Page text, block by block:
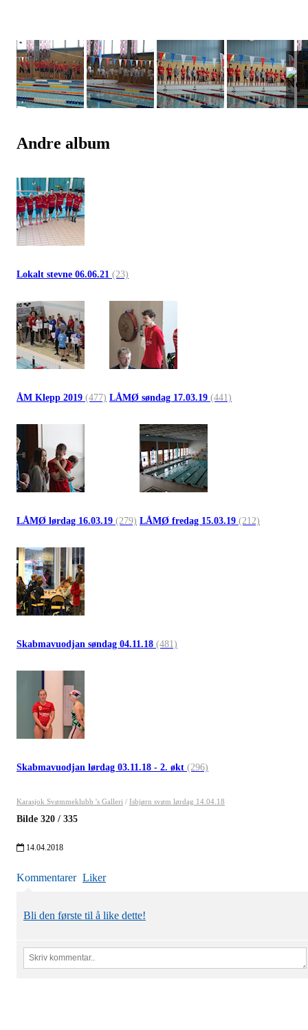
Andre album
Lokalt stevne 06.06.21 (23)
ÅM Klepp 2019 (477) LÅMØ søndag 17.03.19 (441)
LÅMØ lørdag 16.03.19 (279) LÅMØ fredag 15.03.19 (212)
Skabmavuodjan søndag 04.11.18 (481)
Skabmavuodjan lørdag 03.11.18 - 2. økt (296)
Karasjok Svømmeklubb 's Galleri / Isbjørn svøm lørdag 14.04.18
Bilde 320 / 335
14.04.2018
Kommentarer Liker
Bli den første til å like dette!